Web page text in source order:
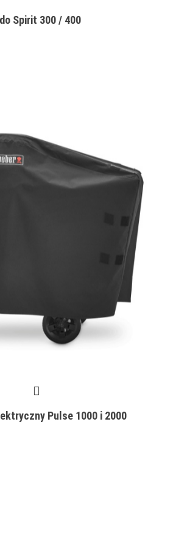
Spirit 300 / 400
Pulse 1000 i 2000